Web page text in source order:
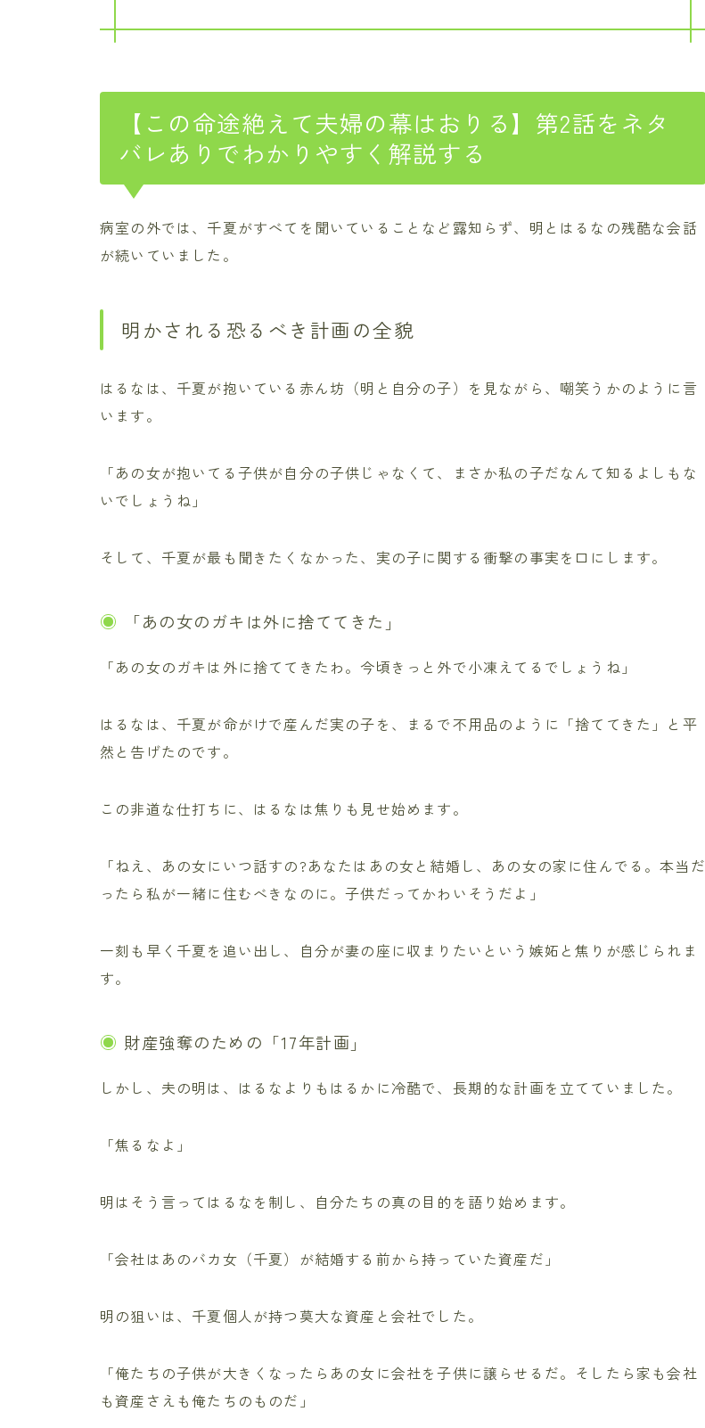
【この命途絶えて夫婦の幕はおりる】第2話をネタ
バレありでわかりやすく解説する
病室の外では、千夏がすべてを聞いていることなど露知らず、明とはるなの残酷な会話
が続いていました。
明かされる恐るべき計画の全貌
はるなは、千夏が抱いている赤ん坊（明と自分の子）を見ながら、嘲笑うかのように言
います。
「あの女が抱いてる子供が自分の子供じゃなくて、まさか私の子だなんて知るよしもな
いでしょうね」
そして、千夏が最も聞きたくなかった、実の子に関する衝撃の事実を口にします。
「あの女のガキは外に捨ててきた」
「あの女のガキは外に捨ててきたわ。今頃きっと外で小凍えてるでしょうね」
はるなは、千夏が命がけで産んだ実の子を、まるで不用品のように「捨ててきた」と平
然と告げたのです。
この非道な仕打ちに、はるなは焦りも見せ始めます。
「ねえ、あの女にいつ話すの?あなたはあの女と結婚し、あの女の家に住んでる。本当だ
ったら私が一緒に住むべきなのに。子供だってかわいそうだよ」
一刻も早く千夏を追い出し、自分が妻の座に収まりたいという嫉妬と焦りが感じられま
す。
財産強奪のための「17年計画」
しかし、夫の明は、はるなよりもはるかに冷酷で、長期的な計画を立てていました。
「焦るなよ」
明はそう言ってはるなを制し、自分たちの真の目的を語り始めます。
「会社はあのバカ女（千夏）が結婚する前から持っていた資産だ」
明の狙いは、千夏個人が持つ莫大な資産と会社でした。
「俺たちの子供が大きくなったらあの女に会社を子供に譲らせるだ。そしたら家も会社
も資産さえも俺たちのものだ」